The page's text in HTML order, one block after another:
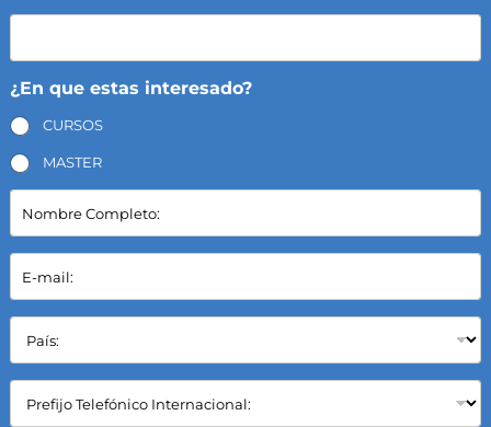
¿En que estas interesado?
CURSOS
MASTER
N
m
b
e
C
m
p
E
m
a
l
*
P
í
s
C